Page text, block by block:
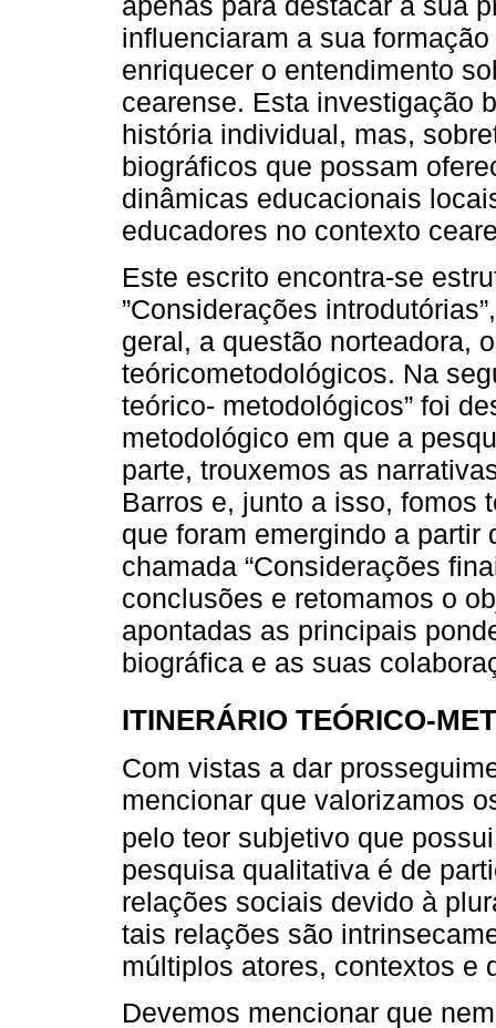
influenciaram a sua
enriquecer o entendimento
cearense. Esta investigação
história individual, mas,
biográficos que possam
dinâmicas educacionais
educadores no contexto
Este escrito encontra-se
”Considerações
geral, a questão norteadora,
teóricometodológicos. Na
teórico- metodológicos” foi
metodológico em que a
parte, trouxemos as
Barros e, junto a isso, fomos
que foram emergindo a partir
chamada “Considerações
conclusões e retomamos o
apontadas as principais
biográfica e as suas
ITINERÁRIO TEÓRICO-
Com vistas a dar
mencionar que valorizamos
pelo teor subjetivo que
pesquisa qualitativa é de
relações sociais devido à
tais relações são
múltiplos atores, contextos e
Devemos mencionar que